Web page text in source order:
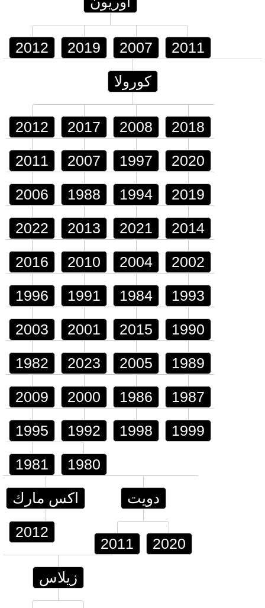
2012 2019 2007 2011
كورولا
2012 2017 2008 2018
2011 2007 1997 2020
2006 1988 1994 2019
2022 2013 2021 2014
2016 2010 2004 2002
1996 1991 1984 1993
2003 2001 2015 1990
1982 2023 2005 1989
2009 2000 1986 1987
1995 1992 1998 1999
1981 1980
اكس مارك
2012
دويت
2011 2020
زيلاس